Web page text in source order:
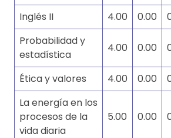
Inglés II 4.00 0.00
Probabilidad y
estadística
4.00 0.00
Ética y valores 4.00 0.00
La energía en los
procesos de la
vida diaria
5.00 0.00